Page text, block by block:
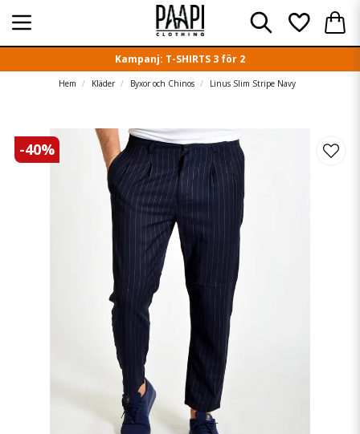
Kampanj: T-SHIRTS 3 för 2
Hem Kläder Byxor och Chinos Linus Slim Stripe Navy
-40%